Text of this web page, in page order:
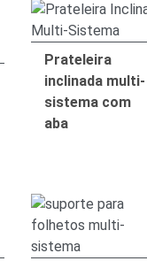
Prateleira
inclinada multi-
sistema com
aba